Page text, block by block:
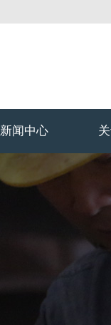
新闻中心